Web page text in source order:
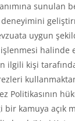
sunulan
deneyimini
uygun
işlenmesi
ilgili kişi
Politikasının
bir kamuya açık